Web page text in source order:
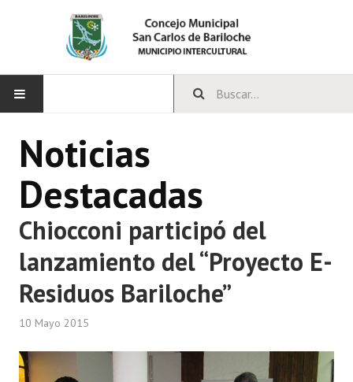
CONCEJO
Bloques Políticos
Integrantes del Concejo
Comisiones Permanentes
Comisiones Especiales
Noticias
Destacadas
Chiocconi participó del
lanzamiento del “Proyecto E-
Residuos Bariloche”
10 Mayo 2015